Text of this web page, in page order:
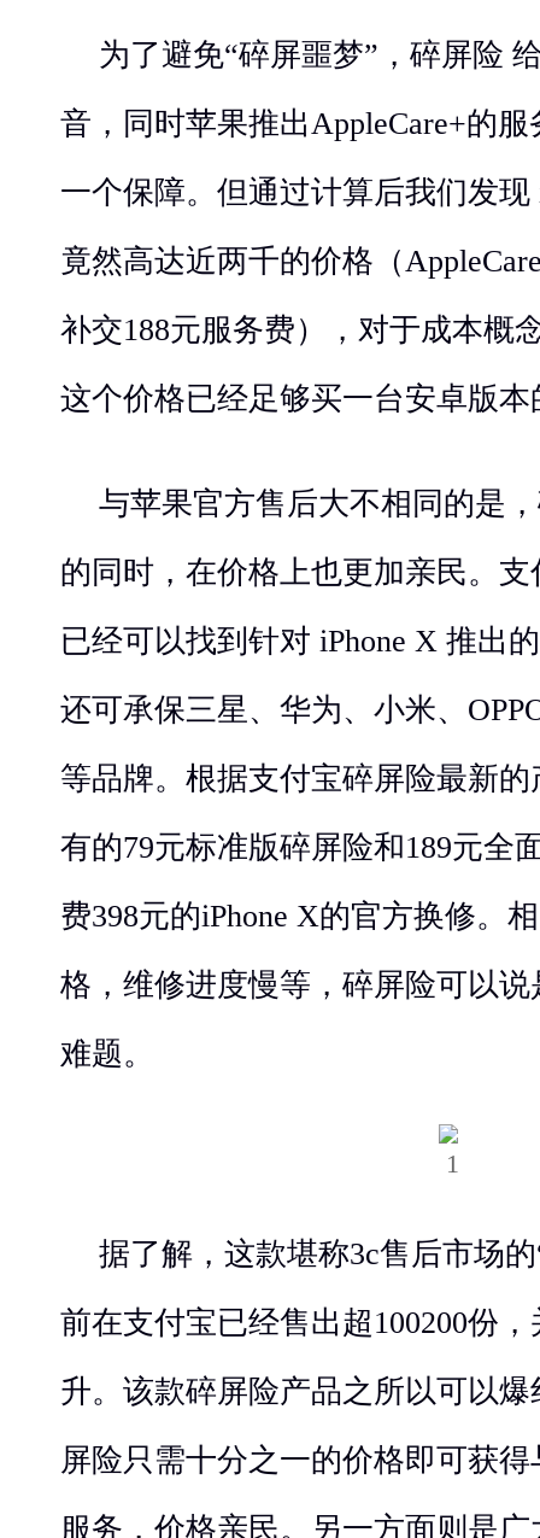
为了避免“碎屏噩梦”，碎屏险
音，同时苹果推出AppleCare+的
一个保障。但通过计算后我们发现
竟然高达近两千的价格（
补交188元服务费），对于成本概
这个价格已经足够买一台安卓版
与苹果官方售后大不相同的是
的同时，在价格上也更加亲民。
已经可以找到针对 iPhone X 推出
还可承保三星、华为、小米、
等品牌。根据支付宝碎屏险最新
有的79元标准版碎屏险和189元全
费398元的iPhone X的官方换修。
格，维修进度慢等，碎屏险可以
难题。
据了解，这款堪称3c售后市场
前在支付宝已经售出超100200份
升。该款碎屏险产品之所以可以
屏险只需十分之一的价格即可获
服务，价格亲民。另一方面则是